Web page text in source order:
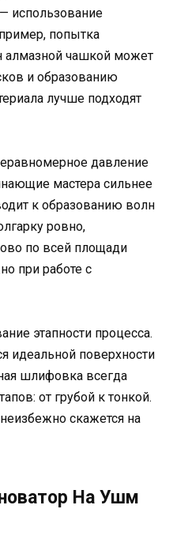
использование
попытка
алмазной чашкой может
и образованию
лучше подходят
давление
мастера сильнее
к образованию волн
ровно,
по всей площади
при работе с
этапности процесса.
идеальной поверхности
шлифовка всегда
от грубой к тонкой.
скажется на
На Ушм